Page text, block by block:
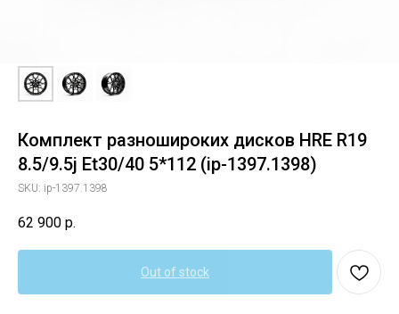
Комплект разношироких дисков HRE R19
8.5/9.5j Et30/40 5*112 (ip-1397.1398)
SKU: ip-1397.1398
62 900 р.
Out of stock